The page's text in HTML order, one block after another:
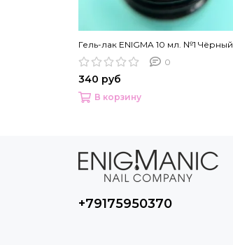
Гель-лак ENIGMA 10 мл. №1 Чёрный
0
340 руб
В корзину
+79175950370